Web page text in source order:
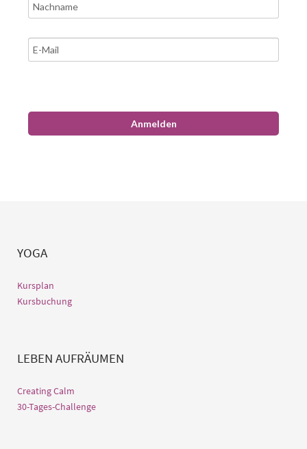
Anmelden
YOGA
Kursplan
Kursbuchung
LEBEN AUFRÄUMEN
Creating Calm
30-Tages-Challenge